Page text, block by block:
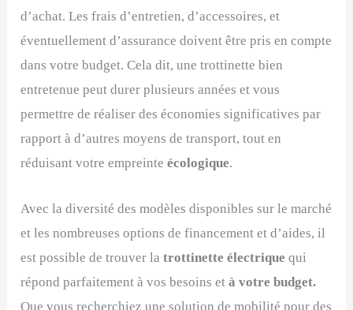
d’achat. Les frais d’entretien, d’accessoires, et
éventuellement d’assurance doivent être pris en compte
dans votre budget. Cela dit, une trottinette bien
entretenue peut durer plusieurs années et vous
permettre de réaliser des économies significatives par
rapport à d’autres moyens de transport, tout en
réduisant votre empreinteécologique.
Avec la diversité des modèles disponibles sur le marché
et les nombreuses options de financement et d’aides, il
est possible de trouver la trottinette électrique qui
répond parfaitement à vos besoins età votre budget.
Que vous recherchiez une solution de mobilité pour des